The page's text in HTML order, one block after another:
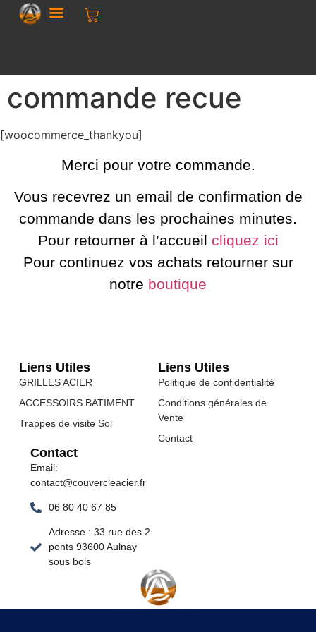
commande recue
[woocommerce_thankyou]
Merci pour votre commande.
Vous recevrez un email de confirmation de
commande dans les prochaines minutes.
Pour retourner à l’accueil cliquez ici
Pour continuez vos achats retourner sur
notre boutique
Liens Utiles
GRILLES ACIER
ACCESSOIRS BATIMENT
Trappes de visite Sol
Liens Utiles
Politique de confidentialité
Conditions générales de
Vente
Contact
Contact
Email:
contact@couvercleacier.fr
06 80 40 67 85
Adresse : 33 rue des 2
ponts 93600 Aulnay
sous bois